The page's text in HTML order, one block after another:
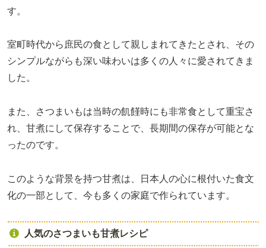
す。
室町時代から庶民の食として親しまれてきたとされ、その
シンプルながらも深い味わいは多くの人々に愛されてきま
した。
また、さつまいもは当時の飢饉時にも非常食として重宝さ
れ、甘煮にして保存することで、長期間の保存が可能とな
ったのです。
このような背景を持つ甘煮は、日本人の心に根付いた食文
化の一部として、今も多くの家庭で作られています。
人気のさつまいも甘煮レシピ